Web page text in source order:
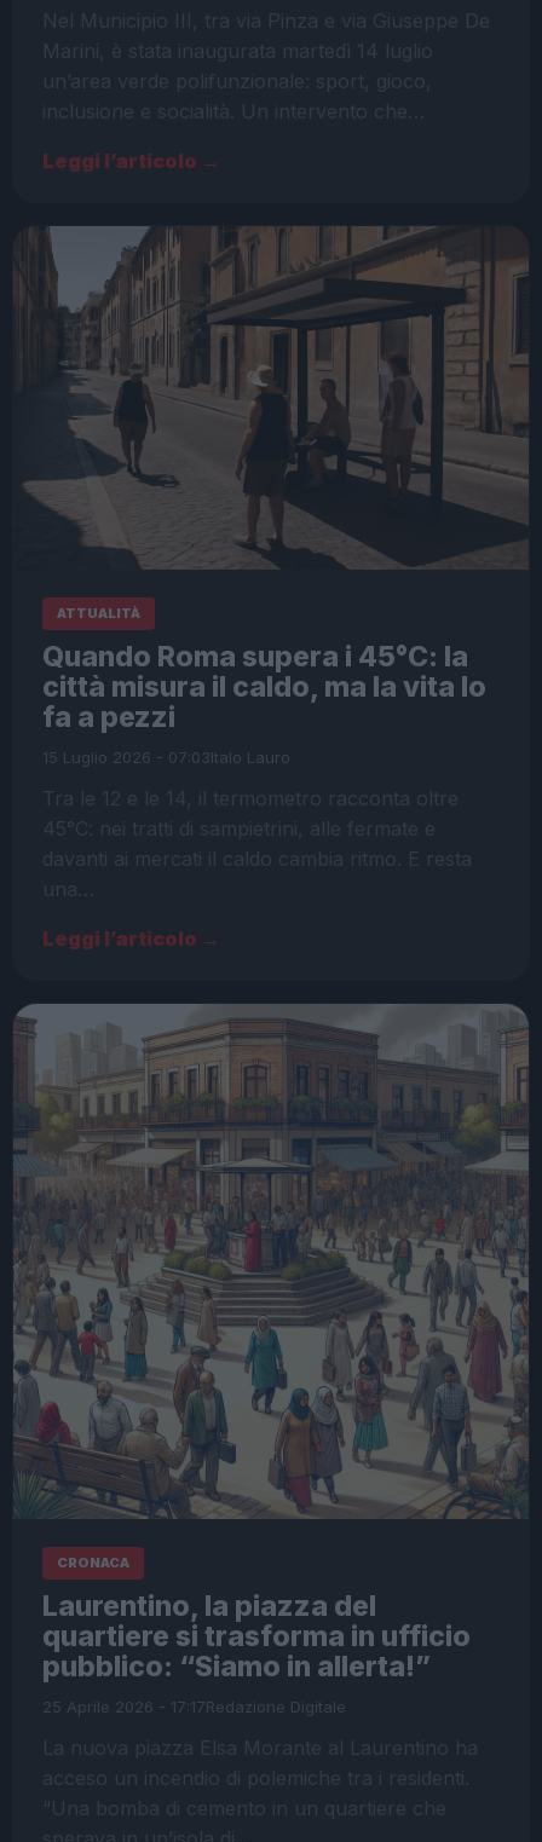
Nel Municipio III, tra via Pinza e via Giuseppe De
Marini, è stata inaugurata martedì 14 luglio
un’area verde polifunzionale: sport, gioco,
inclusione e socialità. Un intervento che…
Leggi l’articolo →
ATTUALITÀ
Quando Roma supera i 45°C: la
città misura il caldo, ma la vita lo
fa a pezzi
15 Luglio 2026 - 07:03Italo Lauro
Tra le 12 e le 14, il termometro racconta oltre
45°C: nei tratti di sampietrini, alle fermate e
davanti ai mercati il caldo cambia ritmo. E resta
una…
Leggi l’articolo →
CRONACA
Laurentino, la piazza del
quartiere si trasforma in ufficio
pubblico: “Siamo in allerta!”
25 Aprile 2026 - 17:17Redazione Digitale
La nuova piazza Elsa Morante al Laurentino ha
acceso un incendio di polemiche tra i residenti.
“Una bomba di cemento in un quartiere che